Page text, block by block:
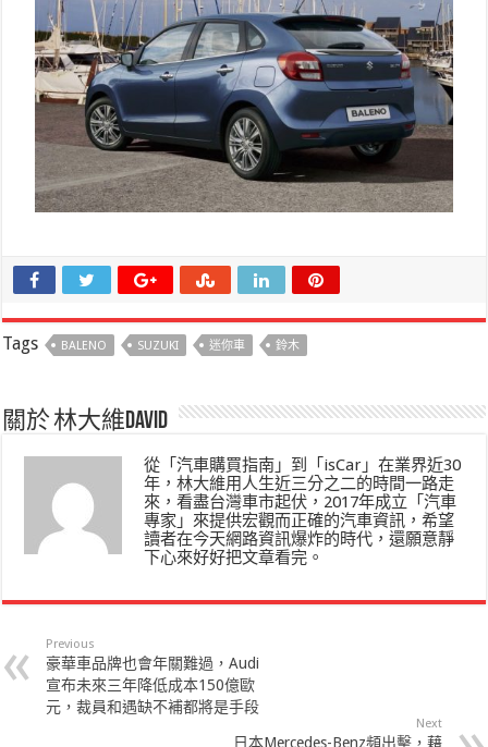
Tags BALENO SUZUKI 迷你車 鈴木
關於 林大維David
從「汽車購買指南」到「isCar」在業界近30
年，林大維用人生近三分之二的時間一路走
來，看盡台灣車市起伏，2017年成立「汽車
專家」來提供宏觀而正確的汽車資訊，希望
讀者在今天網路資訊爆炸的時代，還願意靜
下心來好好把文章看完。
Previous
豪華車品牌也會年關難過，Audi
宣布未來三年降低成本150億歐
元，裁員和遇缺不補都將是手段
Next
日本Mercedes-Benz頻出擊，藉